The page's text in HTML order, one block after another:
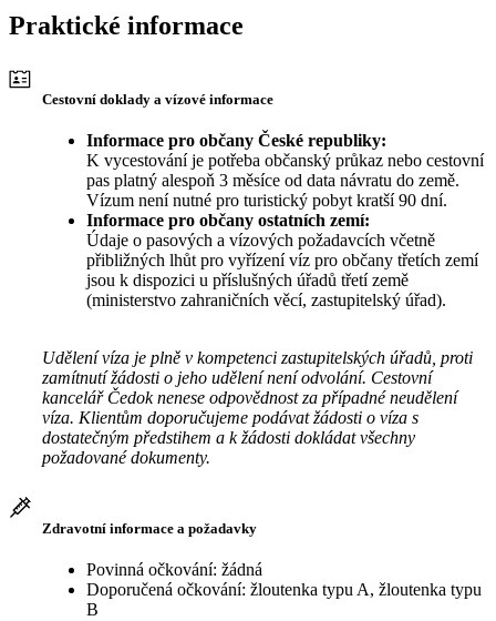
Praktické informace
Cestovní doklady a vízové informace
Informace pro občany České republiky:
K vycestování je potřeba občanský průkaz nebo cestovní
pas platný alespoň 3 měsíce od data návratu do země.
Vízum není nutné pro turistický pobyt kratší 90 dní.
Informace pro občany ostatních zemí:
Údaje o pasových a vízových požadavcích včetně
přibližných lhůt pro vyřízení víz pro občany třetích zemí
jsou k dispozici u příslušných úřadů třetí země
(ministerstvo zahraničních věcí, zastupitelský úřad).
Udělení víza je plně v kompetenci zastupitelských úřadů, proti
zamítnutí žádosti o jeho udělení není odvolání. Cestovní
kancelář Čedok nenese odpovědnost za případné neudělení
víza. Klientům doporučujeme podávat žádosti o víza s
dostatečným předstihem a k žádosti dokládat všechny
požadované dokumenty.
Zdravotní informace a požadavky
Povinná očkování: žádná
Doporučená očkování: žloutenka typu A, žloutenka typu
B